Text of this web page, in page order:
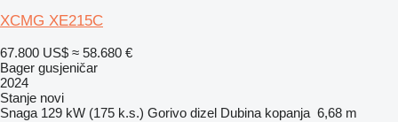
XCMG XE215C
67.800 US$ ≈ 58.680 €
Bager gusjeničar
2024
Stanje novi
Snaga 129 kW (175 k.s.) Gorivo dizel Dubina kopanja 6,68 m